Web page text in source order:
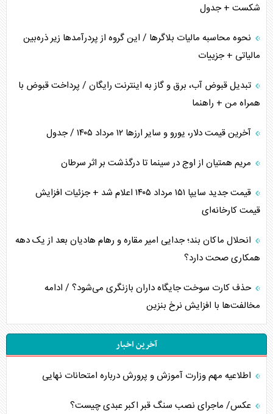
شکست + جدول
نحوه محاسبه مالیات بلاگر‌ها / این گروه از پردرآمد‌ها زیر ذره‌بین
مالیاتی + جزییات
تبدیل قبوض آب، برق و گاز به اینترنت رایگان / پرداخت قبوض با
همراه من + راهنما
آخرین قیمت دلار، یورو و سایر ارز‌ها ۱۲ مرداد ۱۴۰۵ / جدول
مریم همتیان از اوج در سینما تا درگذشت بر اثر سرطان
قیمت جدید سایپا ۱۵۱ مرداد ۱۴۰۵ اعلام شد + جزئیات افزایش
قیمت کارخانه‌ای
انحلال ماکان بند؛ جدایی امیر مقاره و رهام هادیان بعد از یک دهه
همکاری صحت دارد؟
حذف کارت سوخت جایگاه داران بازنگری می‌شود؟ / ادامه
مخالفت‌ها با افزایش نرخ بنزین
آخرین اخبار
اطلاعیه مهم وزارت آموزش و پرورش درباره امتحانات نهایی
عکس/ ماجرای نصب سنگ قبر اکبر عبدی چیست؟